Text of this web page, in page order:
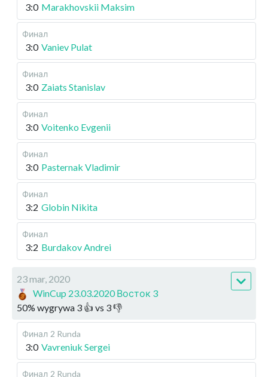
3:0 Marakhovskii Maksim
Финал
3:0 Vaniev Pulat
Финал
3:0 Zaiats Stanislav
Финал
3:0 Voitenko Evgenii
Финал
3:0 Pasternak Vladimir
Финал
3:2 Globin Nikita
Финал
3:2 Burdakov Andrei
23 mar, 2020
WinCup 23.03.2020 Восток 3
50% wygrywa 3 👍 vs 3👎
Финал 2 Runda
3:0 Vavreniuk Sergei
Финал 2 Runda